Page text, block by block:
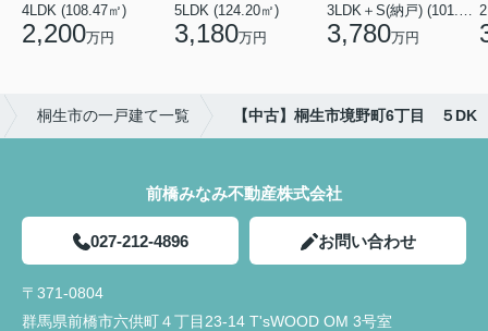
4LDK (108.47㎡)
2,200万円
5LDK (124.20㎡)
3,180万円 3,780万円
桐生市の一戸建て一覧 【中古】桐生市境野町6丁目 ５DK
前橋みなみ不動産株式会社
027-212-4896 お問い合わせ
〒371-0804
群馬県前橋市六供町４丁目23‐14 T'sWOOD OM 3号室